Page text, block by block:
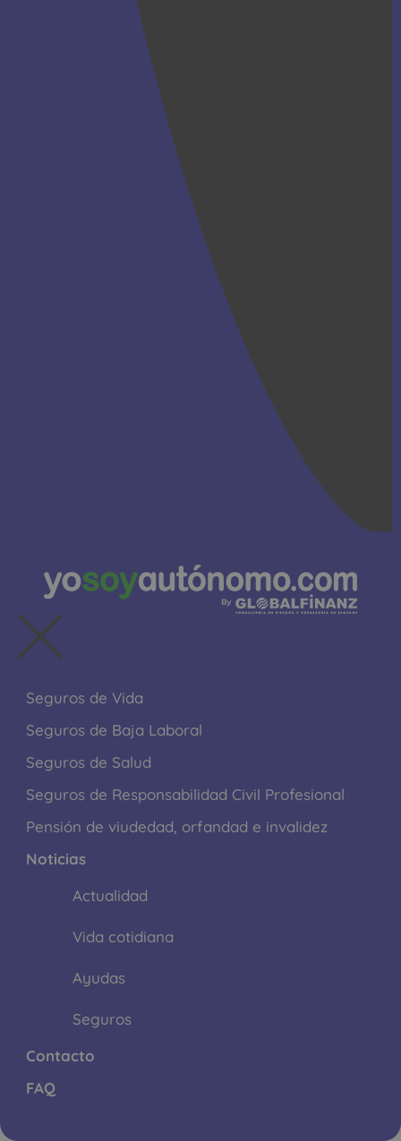
Seguros de Vida
Seguros de Baja Laboral
Seguros de Salud
Seguros de Responsabilidad Civil Profesional
Pensión de viudedad, orfandad e invalidez
Noticias
Actualidad
Vida cotidiana
Ayudas
Seguros
Contacto
FAQ